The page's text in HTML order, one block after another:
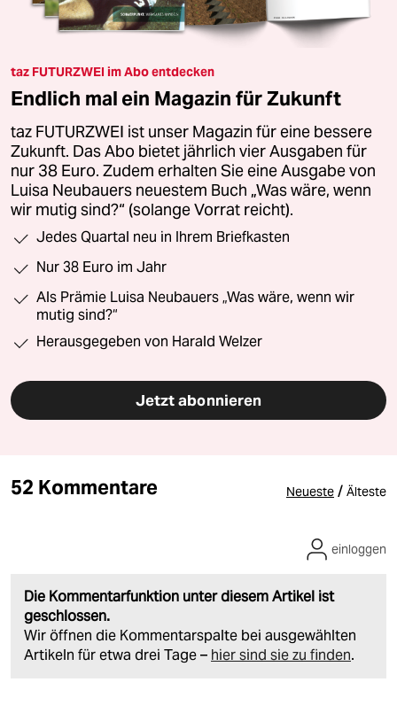
taz FUTURZWEI im Abo entdecken
Endlich mal ein Magazin für Zukunft
taz FUTURZWEI ist unser Magazin für eine bessere
Zukunft. Das Abo bietet jährlich vier Ausgaben für
nur 38 Euro. Zudem erhalten Sie eine Ausgabe von
Luisa Neubauers neuestem Buch „Was wäre, wenn
wir mutig sind?“ (solange Vorrat reicht).
Jedes Quartal neu in Ihrem Briefkasten
Nur 38 Euro im Jahr
Als Prämie Luisa Neubauers „Was wäre, wenn wir
mutig sind?“
Herausgegeben von Harald Welzer
Jetzt abonnieren
52 Kommentare Neueste / Älteste
Die Kommentarfunktion unter diesem Artikel ist
geschlossen.
Wir öffnen die Kommentarspalte bei ausgewählten
Artikeln für etwa drei Tage – hier sind sie zu finden.
einloggen